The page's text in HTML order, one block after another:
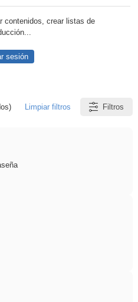
contenidos, crear listas de
sesión
Limpiar filtros Filtros